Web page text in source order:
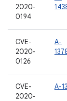
2020-
0194
CVE-
2020-
0126
A-
CVE-
2020-
A-